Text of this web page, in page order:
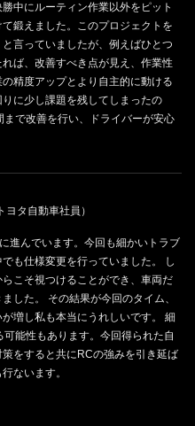
中にルーティン作業以外をピット
鍛えました。このプロジェクトを
言っていましたが、例えばひとつ
ば、改善すべき点が見え、作業性
精度アップとより自主的に動ける
に少し課題を残してしまったの
で改善を行い、ドライバーが安心
ヨタ自動車社員）
進んでいます。今回も細かいトラブ
も仕様変更を行っていました。 し
こそ視つけることができ、車両だ
した。 その結果が今回のタイム、
増し私も本当にうれしいです。 細
能性もあります。今回得られた自
をすると共にRCの強みを引き延ば
ないます。